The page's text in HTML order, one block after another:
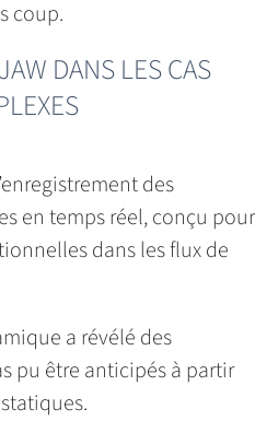
coup.
DANS LES CAS
des
en temps réel, conçu pour
dans les flux de
a révélé des
pu être anticipés à partir